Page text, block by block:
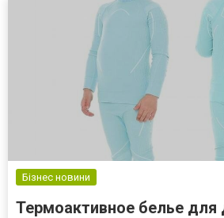
Бізнес новини
Термоактивное белье для